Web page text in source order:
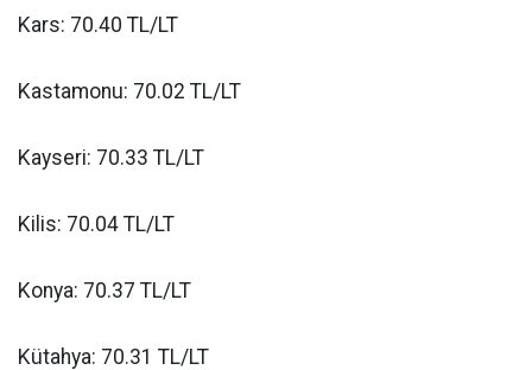
Kars: 70.40 TL/LT
Kastamonu: 70.02 TL/LT
Kayseri: 70.33 TL/LT
Kilis: 70.04 TL/LT
Konya: 70.37 TL/LT
Kütahya: 70.31 TL/LT